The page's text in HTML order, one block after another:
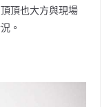
頂也大方與現場
。